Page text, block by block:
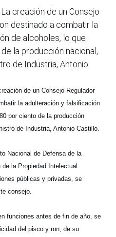
La creación de un Consejo
destinado a combatir la
de alcoholes, lo que
la producción nacional,
de Industria, Antonio
de un Consejo Regulador
la adulteración y falsificación
por ciento de la producción
de Industria, Antonio Castillo.
Nacional de Defensa de la
la Propiedad Intelectual
públicas y privadas, se
consejo.
funciones antes de fin de año, se
del pisco y ron, de su